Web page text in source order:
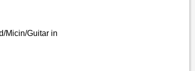
Micin/Guitar in